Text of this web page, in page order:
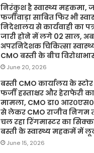
निरंकुश है स्वास्थ्य महकमा,
फर्जीवाड़ा साबित फिर भी
निदेशालय से कार्यवाही का
जारी होने में लगे 02 साल, अब
अपरनिदेशक चिकित्सा
CMO बस्ती के बीच
June 20, 2026
बस्ती CMO कार्यालय के
फर्जी हस्ताक्षर और हेराफेरी का
मामला, CMO डा०
से लेकर CMO राजीव निगम
चल रहा रिंगमास्टर का
बस्ती के स्वास्थ्य महकमें में
June 15, 2026